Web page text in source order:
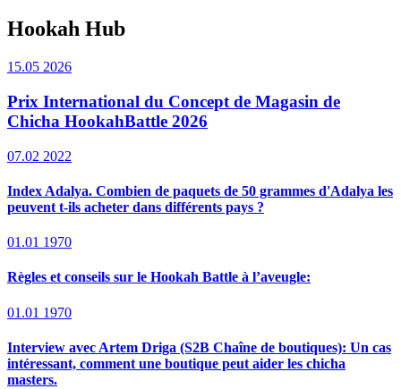
Hookah Hub
15.05 2026
Prix International du Concept de Magasin de
Chicha HookahBattle 2026
07.02 2022
Index Adalya. Combien de paquets de 50 grammes d'Adalya les
peuvent t-ils acheter dans différents pays ?
01.01 1970
Règles et conseils sur le Hookah Battle à l’aveugle:
01.01 1970
Interview avec Artem Driga (S2B Chaîne de boutiques): Un cas
intéressant, comment une boutique peut aider les chicha
masters.